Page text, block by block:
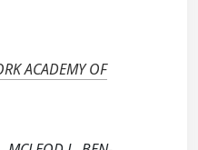
ACADEMY OF